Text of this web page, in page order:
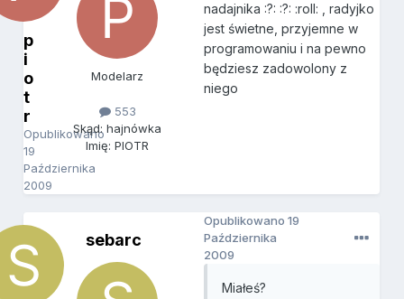
p
i
o
t
r
Opublikowano
19
Października
2009
Modelarz
553
Skąd: hajnówka
Imię: PIOTR
nadajnika :?: :?: :roll: , radyjko
jest świetne, przyjemne w
programowaniu i na pewno
będziesz zadowolony z
niego
sebarc
Opublikowano19
Października
2009
Miałeś?